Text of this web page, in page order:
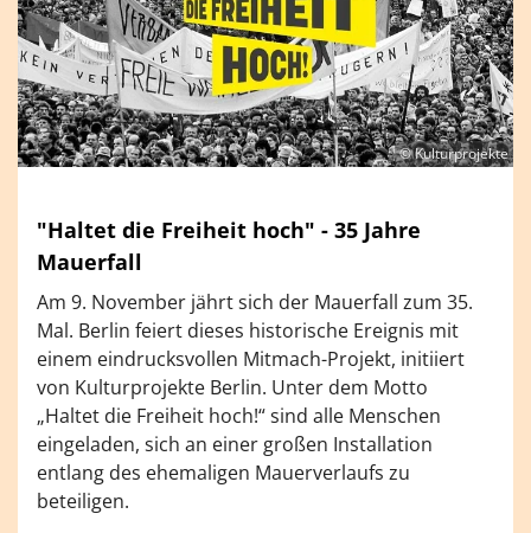
© Kulturprojekte
"Haltet die Freiheit hoch" - 35 Jahre
Mauerfall
Am 9. November jährt sich der Mauerfall zum 35.
Mal. Berlin feiert dieses historische Ereignis mit
einem eindrucksvollen Mitmach-Projekt, initiiert
von Kulturprojekte Berlin. Unter dem Motto
„Haltet die Freiheit hoch!“ sind alle Menschen
eingeladen, sich an einer großen Installation
entlang des ehemaligen Mauerverlaufs zu
beteiligen.